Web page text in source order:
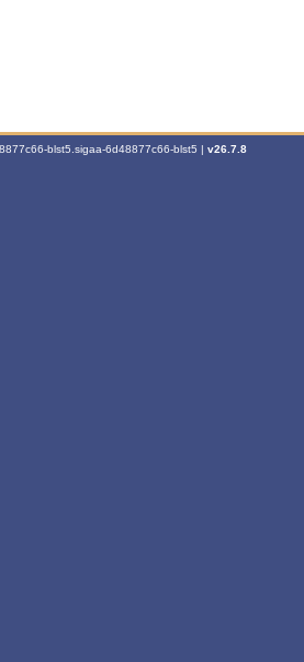
blst5.sigaa-6d48877c66-blst5 | v26.7.8